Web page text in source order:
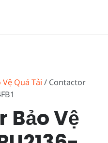
Quá Tải / Contactor
Vệ